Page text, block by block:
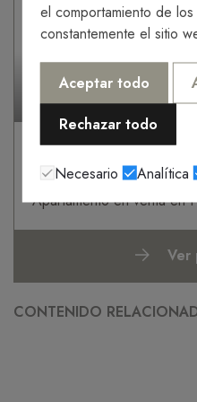
380.000€
V-2595 2 Habitaciones 1
Apartamento a la
Pollensa
Apartamento en venta en
Ver
CONTENIDO
el comportamiento de
constantemente el sitio
Aceptar todo
Rechazar todo
Necesario Analítica